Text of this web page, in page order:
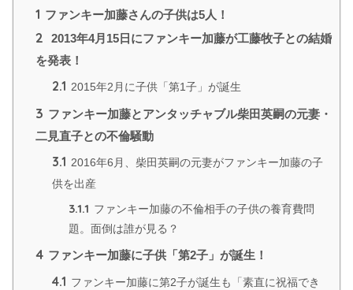
1 ファンキー加藤さんの子供は5人！
2
2013年4月15日にファンキー加藤が工藤牧子との結婚
を発表！
2.1 2015年2月に子供「第1子」が誕生
3 ファンキー加藤とアンタッチャブル柴田英嗣の元妻・
二見直子との不倫騒動
3.1 2016年6月、柴田英嗣の元妻がファンキー加藤の子
供を出産
3.1.1 ファンキー加藤の不倫相手の子供の養育費問
題。面倒は誰が見る？
4 ファンキー加藤に子供「第2子」が誕生！
4.1 ファンキー加藤に第2子が誕生も「素直に祝福でき